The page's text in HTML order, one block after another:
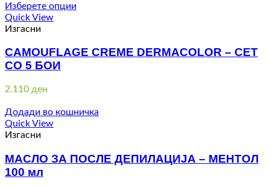
Изберете опции
Quick View
Изгасни
CAMOUFLAGE CREME DERMACOLOR – СЕТ
СО 5 БОИ
2.110 ден
Додади во кошничка
Quick View
Изгасни
МАСЛО ЗА ПОСЛЕ ДЕПИЛАЦИЈА – МЕНТОЛ
100 мл